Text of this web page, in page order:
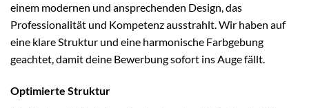
einem modernen und ansprechenden Design, das
Professionalität und Kompetenz ausstrahlt. Wir haben auf
eine klare Struktur und eine harmonische Farbgebung
geachtet, damit deine Bewerbung sofort ins Auge fällt.
Optimierte Struktur